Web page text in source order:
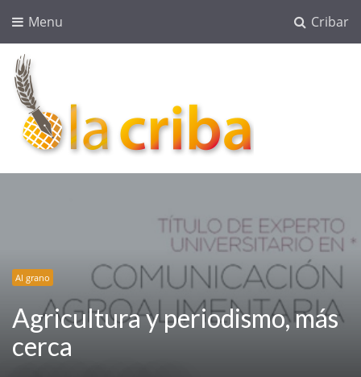
Cribar
Menu
lacriba.net
Al grano
Agricultura y periodismo, más
cerca